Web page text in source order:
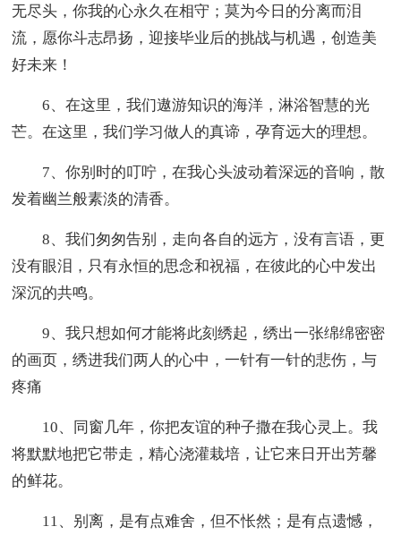
无尽头，你我的心永久在相守；莫为今日的分离而泪
流，愿你斗志昂扬，迎接毕业后的挑战与机遇，创造美
好未来！
6、在这里，我们遨游知识的海洋，淋浴智慧的光
芒。在这里，我们学习做人的真谛，孕育远大的理想。
7、你别时的叮咛，在我心头波动着深远的音响，散
发着幽兰般素淡的清香。
8、我们匆匆告别，走向各自的远方，没有言语，更
没有眼泪，只有永恒的思念和祝福，在彼此的心中发出
深沉的共鸣。
9、我只想如何才能将此刻绣起，绣出一张绵绵密密
的画页，绣进我们两人的心中，一针有一针的悲伤，与
疼痛
10、同窗几年，你把友谊的种子撒在我心灵上。我
将默默地把它带走，精心浇灌栽培，让它来日开出芳馨
的鲜花。
11、别离，是有点难舍，但不怅然；是有点遗憾，